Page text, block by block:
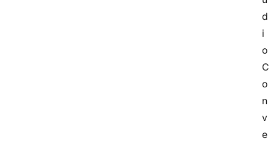
d
i
o
C
o
n
v
e